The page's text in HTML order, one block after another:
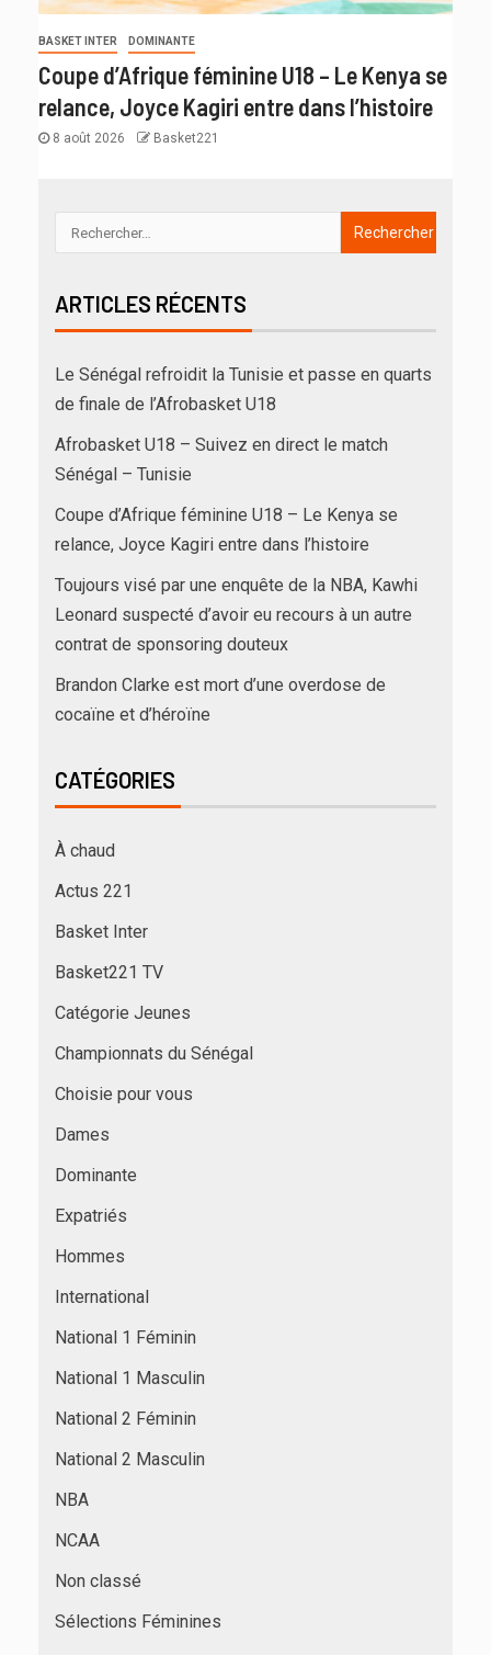
BASKET INTER DOMINANTE
Coupe d’Afrique féminine U18 – Le Kenya se
relance, Joyce Kagiri entre dans l’histoire
8 août 2026 Basket221
ARTICLES RÉCENTS
Le Sénégal refroidit la Tunisie et passe en quarts
de finale de l’Afrobasket U18
Afrobasket U18 – Suivez en direct le match
Sénégal – Tunisie
Coupe d’Afrique féminine U18 – Le Kenya se
relance, Joyce Kagiri entre dans l’histoire
Toujours visé par une enquête de la NBA, Kawhi
Leonard suspecté d’avoir eu recours à un autre
contrat de sponsoring douteux
Brandon Clarke est mort d’une overdose de
cocaïne et d’héroïne
CATÉGORIES
À chaud
Actus 221
Basket Inter
Basket221 TV
Catégorie Jeunes
Championnats du Sénégal
Choisie pour vous
Dames
Dominante
Expatriés
Hommes
International
National 1 Féminin
National 1 Masculin
National 2 Féminin
National 2 Masculin
NBA
NCAA
Non classé
Sélections Féminines